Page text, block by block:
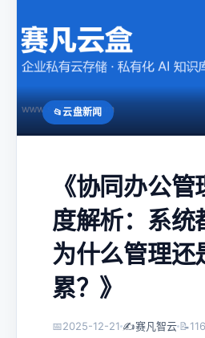
云盘新闻
《协同办公
度解析：系统
为什么管理还
累？》
📅2025-12-21 ✍️赛凡智云 📝